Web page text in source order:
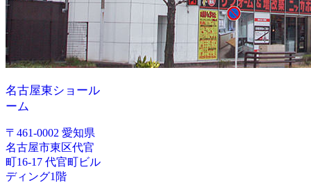
名古屋東ショール
ーム
〒461-0002 愛知県
名古屋市東区代官
町16-17 代官町ビル
ディング1階